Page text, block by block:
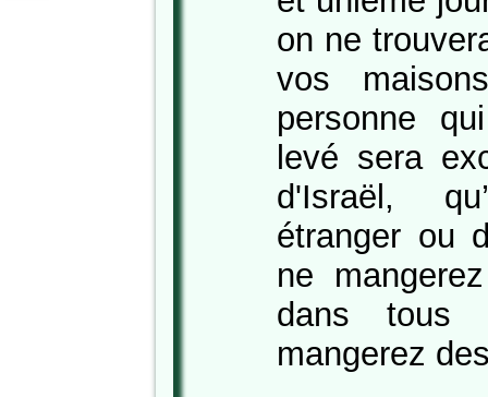
on ne
vos
personne
levé sera
d'Israël,
étranger ou
ne
dans tous
mangerez